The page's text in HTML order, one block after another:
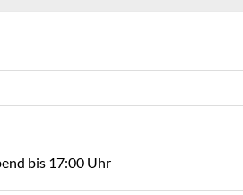
bis 17:00 Uhr